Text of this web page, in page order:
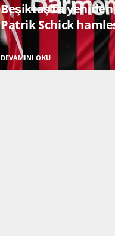
Beşiktaş’ta yeniden
Patrik Schick
DEVAMINI OKU